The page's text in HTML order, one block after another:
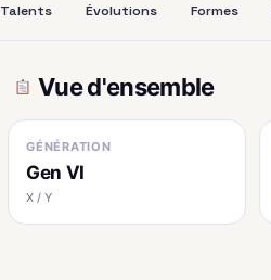
Talents Évolutions Formes
Vue d'ensemble
GÉNÉRATION
Gen VI
X / Y